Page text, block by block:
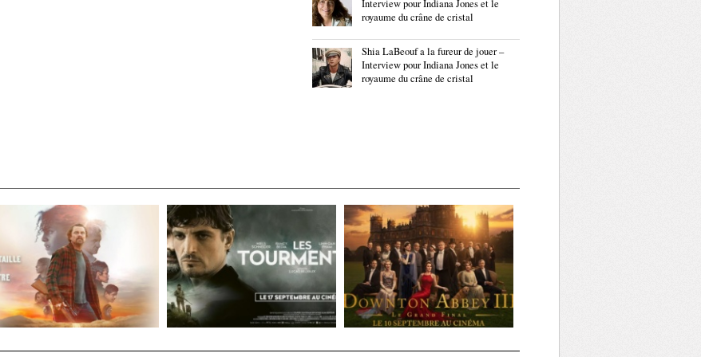
Interview pour Indiana Jones et le
royaume du crâne de cristal
Shia LaBeouf a la fureur de jouer –
Interview pour Indiana Jones et le
royaume du crâne de cristal